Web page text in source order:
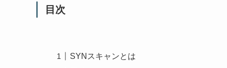
目次
SYNスキャンとは